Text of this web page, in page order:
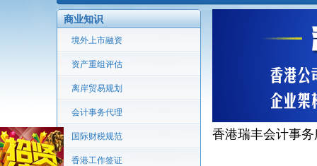
商业知识
境外上市融资
资产重组评估
离岸贸易规划
会计事务代理
国际财税规范
香港工作签证
香港瑞丰会计事务